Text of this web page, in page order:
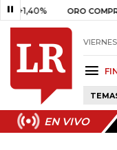
ORO COMPRA
EN VIVO
EN VIVO